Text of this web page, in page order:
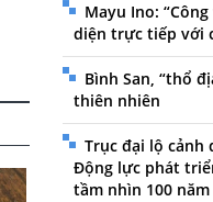
Mayu Ino:
diện trực tiếp với
Bình San, “thổ
thiên nhiên
Trục đại lộ cảnh
Động lực phát
tầm nhìn 100 năm